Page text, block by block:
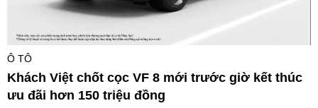
Ô TÔ
Khách Việt chốt cọc VF 8 mới trước giờ kết thúc
ưu đãi hơn 150 triệu đồng